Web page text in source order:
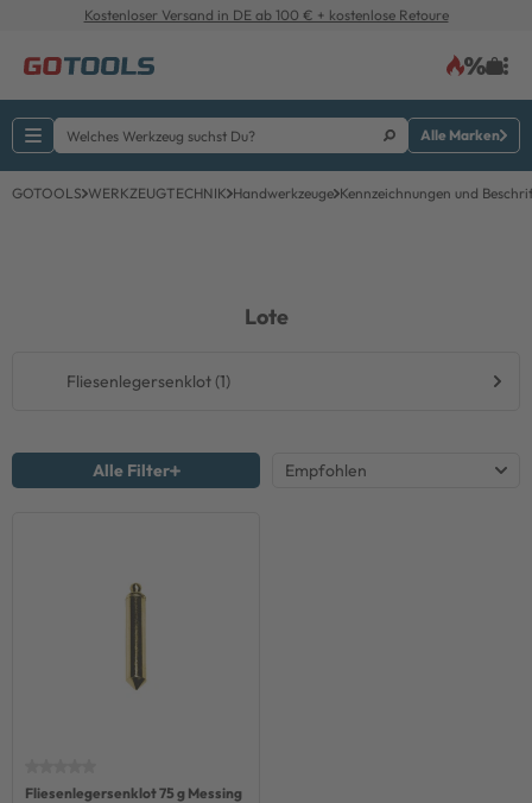
Kostenloser Versand in DE ab 100 € + kostenlose Retoure
Alle Marken
GOTOOLS WERKZEUGTECHNIK Handwerkzeuge Kennzeichnungen und
Lote
Fliesenlegersenklot (1)
Alle Filter
Fliesenlegersenklot 75 g Messing